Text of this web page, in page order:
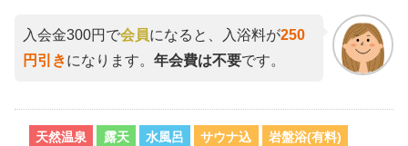
入会金300円で会員になると、入浴料が250
円引きになります。 年会費は不要です。
天然温泉 露天 水風呂 サウナ込 岩盤浴(有料)